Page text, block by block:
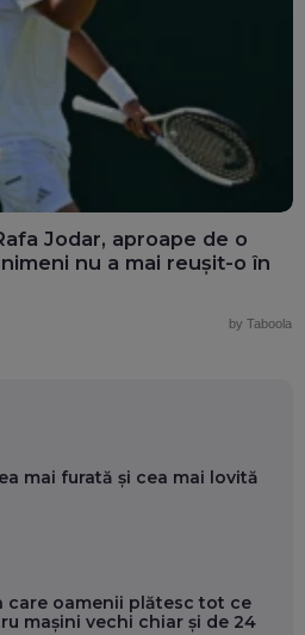
Jodar, aproape de o
nu a mai reușit-o în
by Taboola
mai furată și cea mai lovită
care oamenii plătesc tot ce
mașini vechi chiar și de 24